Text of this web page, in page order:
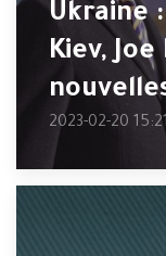
Ukraine
Kiev,
2023-02-20